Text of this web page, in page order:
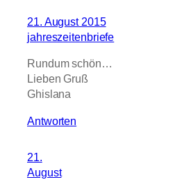
21. August 2015
jahreszeitenbriefe
Rundum schön…
Lieben Gruß
Ghislana
Antworten
21.
August